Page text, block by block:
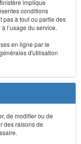
implique
conditions
pas à tout ou partie des
l’usage du service.
en ligne par le
d'utilisation
de modifier ou de
des raisons de